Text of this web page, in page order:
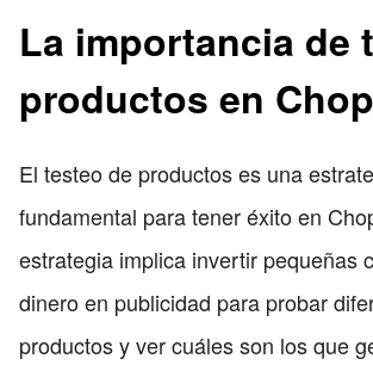
La importancia de
productos en
El testeo de productos es una
fundamental para tener éxito en
estrategia implica invertir pequeñas
dinero en publicidad para probar
productos y ver cuáles son los que